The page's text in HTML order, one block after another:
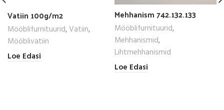
Vatiin 100g/m2
Mööblifurnituurid,Vatiin,
Mööblivatiin
Loe Edasi
Mehhanism 742.132.133
Mööblifurnituurid,
Mehhanismid,
Lihtmehhanismid
Loe Edasi